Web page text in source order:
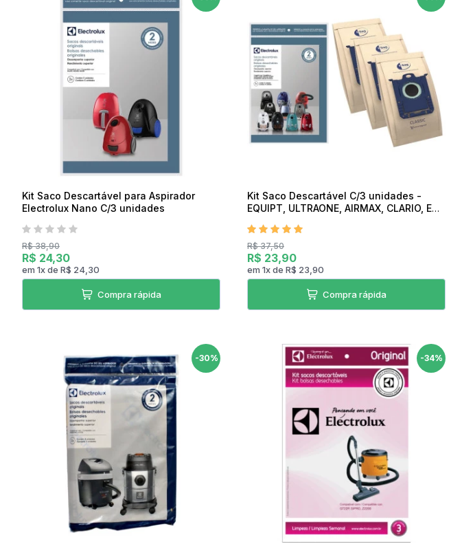
Desengripante
Kit Saco Descartável para Aspirador
Electrolux Nano C/3 unidades
R$ 38,90
R$ 24,30
em 1xde R$ 24,30
Compra rápida
Kit Saco Descartável C/3 unidades -
EQUIPT, ULTRAONE, AIRMAX, CLARIO, ETC
R$ 37,50
R$ 23,90
em 1xde R$ 23,90
Compra rápida
-30% -34%